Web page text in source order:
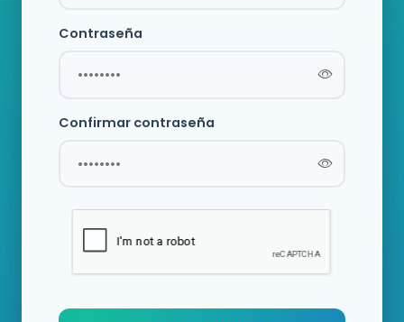
Contraseña
Confirmar contraseña